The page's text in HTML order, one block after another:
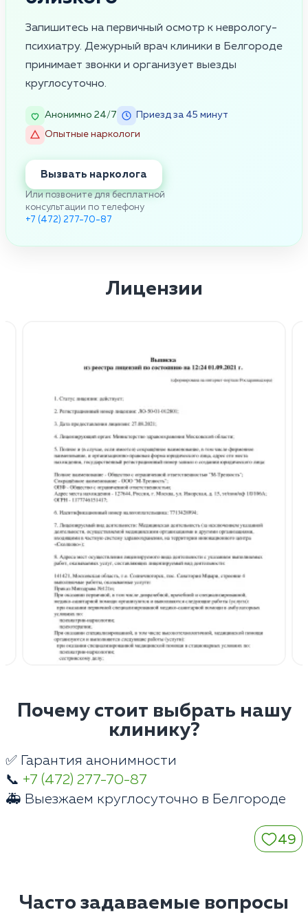
Запишитесь на первичный осмотр к неврологу-
психиатру. Дежурный врач клиники в Белгороде
принимает звонки и организует выезды
круглосуточно.
Анонимно 24/7
Приезд за 45 минут
Опытные наркологи
Вызвать нарколога
Или позвоните для бесплатной
консультации по телефону
+7 (472) 277-70-87
Лицензии
Почему стоит выбрать нашу
клинику?
✅ Гарантия анонимности
📞 +7 (472) 277-70-87
🚑 Выезжаем круглосуточно в Белгороде
49
Часто задаваемые вопросы